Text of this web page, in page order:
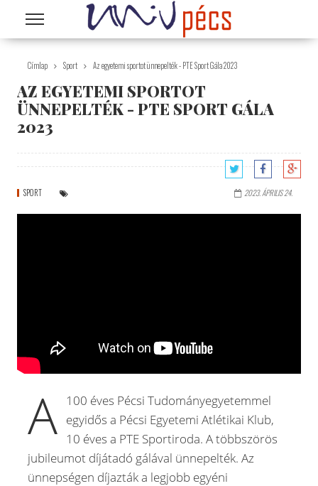
Ugrás a tartalomra
Címlap Sport Az egyetemi sportot ünnepelték - PTE Sport Gála 2023
AZ EGYETEMI SPORTOT
ÜNNEPELTÉK - PTE SPORT GÁLA
2023
SPORT 2023. ÁPRILIS 24.
A 100 éves Pécsi Tudományegyetemmel
egyidős a Pécsi Egyetemi Atlétikai Klub,
10 éves a PTE Sportiroda. A többszörös
jubileumot díjátadó gálával ünnepelték. Az
ünnepségen díjazták a legjobb egyéni